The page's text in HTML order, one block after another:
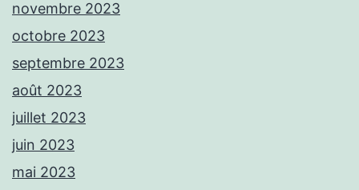
novembre 2023
octobre 2023
septembre 2023
août 2023
juillet 2023
juin 2023
mai 2023